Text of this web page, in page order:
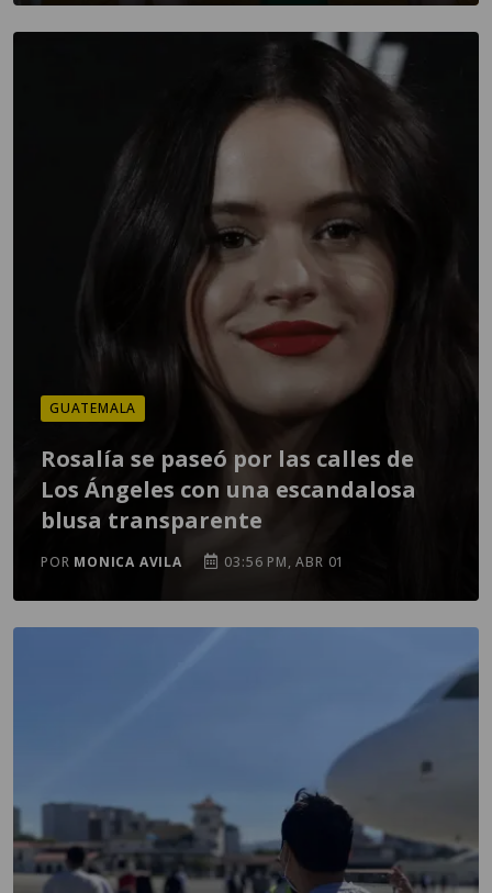
GUATEMALA
Rosalía se paseó por las calles de
Los Ángeles con una escandalosa
blusa transparente
POR MONICA AVILA 03:56 PM, ABR 01